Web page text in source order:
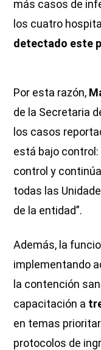
más casos de
los cuatro
detectado este
Por esta razón,
de la Secretaria
los casos
está bajo control:
control y
todas las
de la entidad”.
Además, la
implementando
la contención
capacitación a
en temas
protocolos de